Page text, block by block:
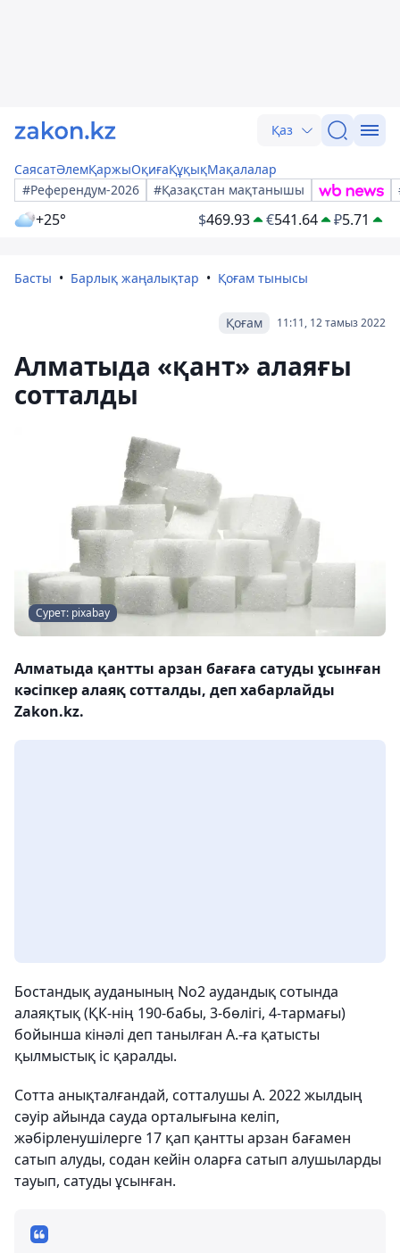
Қаз
СаясатӘлемҚаржыОқиғаҚұқықМақалалар
#Референдум-2026
#Қазақстан мақтанышы
+25° $469.93 €541.64 ₽5.71
Басты Барлық жаңалықтар Қоғам тынысы
11:11, 12 тамыз 2022
Қоғам
Алматыда «қант» алаяғы
сотталды
Сурет: pixabay
Алматыда қантты арзан бағаға сатуды ұсынған
кәсіпкер алаяқ сотталды, деп хабарлайды
Zakon.kz.
Бостандық ауданының No2 аудандық сотында
алаяқтық (ҚК-нің 190-бабы, 3-бөлігі, 4-тармағы)
бойынша кінәлі деп танылған А.-ға қатысты
қылмыстық іс қаралды.
Сотта анықталғандай, сотталушы А. 2022 жылдың
сәуір айында сауда орталығына келіп,
жәбірленушілерге 17 қап қантты арзан бағамен
сатып алуды, содан кейін оларға сатып алушыларды
тауып, сатуды ұсынған.